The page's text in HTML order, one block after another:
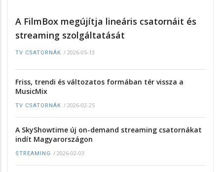
A FilmBox megújítja lineáris csatornáit és
streaming szolgáltatását
TV CSATORNÁK / 2026-05-13
Friss, trendi és változatos formában tér vissza a
MusicMix
TV CSATORNÁK / 2026-02-25
A SkyShowtime új on-demand streaming csatornákat
indít Magyarországon
STREAMING / 2026-02-03